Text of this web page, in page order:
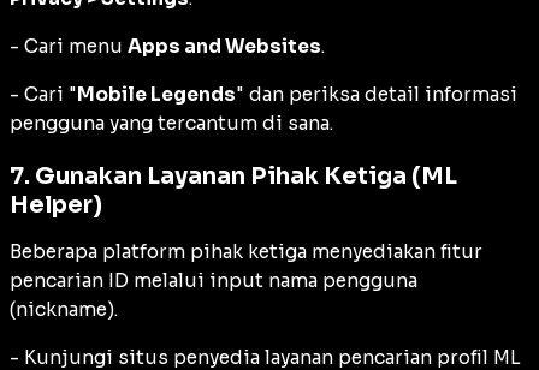
- Cari menu Apps and Websites.
- Cari " Mobile Legends" dan periksa detail informasi
pengguna yang tercantum di sana.
7. Gunakan Layanan Pihak Ketiga (ML
Helper)
Beberapa platform pihak ketiga menyediakan fitur
pencarian ID melalui input nama pengguna
(nickname).
- Kunjungi situs penyedia layanan pencarian profil ML